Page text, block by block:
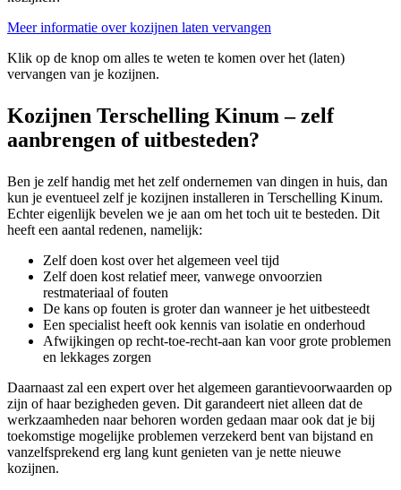
Meer informatie over kozijnen laten vervangen
Klik op de knop om alles te weten te komen over het (laten)
vervangen van je kozijnen.
Kozijnen Terschelling Kinum – zelf
aanbrengen of uitbesteden?
Ben je zelf handig met het zelf ondernemen van dingen in huis, dan
kun je eventueel zelf je kozijnen installeren in Terschelling Kinum.
Echter eigenlijk bevelen we je aan om het toch uit te besteden. Dit
heeft een aantal redenen, namelijk:
Zelf doen kost over het algemeen veel tijd
Zelf doen kost relatief meer, vanwege onvoorzien
restmateriaal of fouten
De kans op fouten is groter dan wanneer je het uitbesteedt
Een specialist heeft ook kennis van isolatie en onderhoud
Afwijkingen op recht-toe-recht-aan kan voor grote problemen
en lekkages zorgen
Daarnaast zal een expert over het algemeen garantievoorwaarden op
zijn of haar bezigheden geven. Dit garandeert niet alleen dat de
werkzaamheden naar behoren worden gedaan maar ook dat je bij
toekomstige mogelijke problemen verzekerd bent van bijstand en
vanzelfsprekend erg lang kunt genieten van je nette nieuwe
kozijnen.